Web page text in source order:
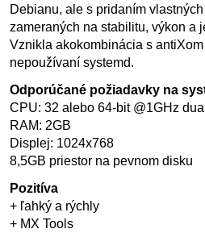
Debianu, ale s pridaním
zameraných na stabilitu, výkon a
Vznikla akokombinácia s
nepoužívaní systemd.
Odporúčané požiadavky na
CPU: 32 alebo 64-bit @1GHz
RAM: 2GB
Displej: 1024x768
8,5GB priestor na pevnom disku
Pozitíva
+ ľahký a rýchly
+ MX Tools